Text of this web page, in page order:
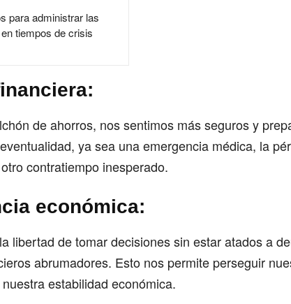
para administrar las
tiempos de crisis
de ahorros, nos sentimos más seguros y
ya sea una emergencia médica, la
contratiempo inesperado.
económica:
libertad de tomar decisiones sin estar atados a
abrumadores. Esto nos permite perseguir
estabilidad económica.